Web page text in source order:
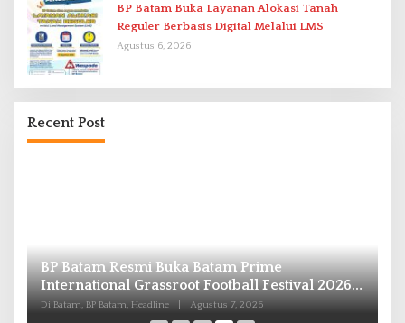
BP Batam Buka Layanan Alokasi Tanah
Reguler Berbasis Digital Melalui LMS
Agustus 6, 2026
Recent Post
BP Batam Resmi Buka Batam Prime
International Grassroot Football Festival 2026
di Stadion Temenggung Abdul Jamal
Di Batam, BP Batam, Headline Agustus 7, 2026